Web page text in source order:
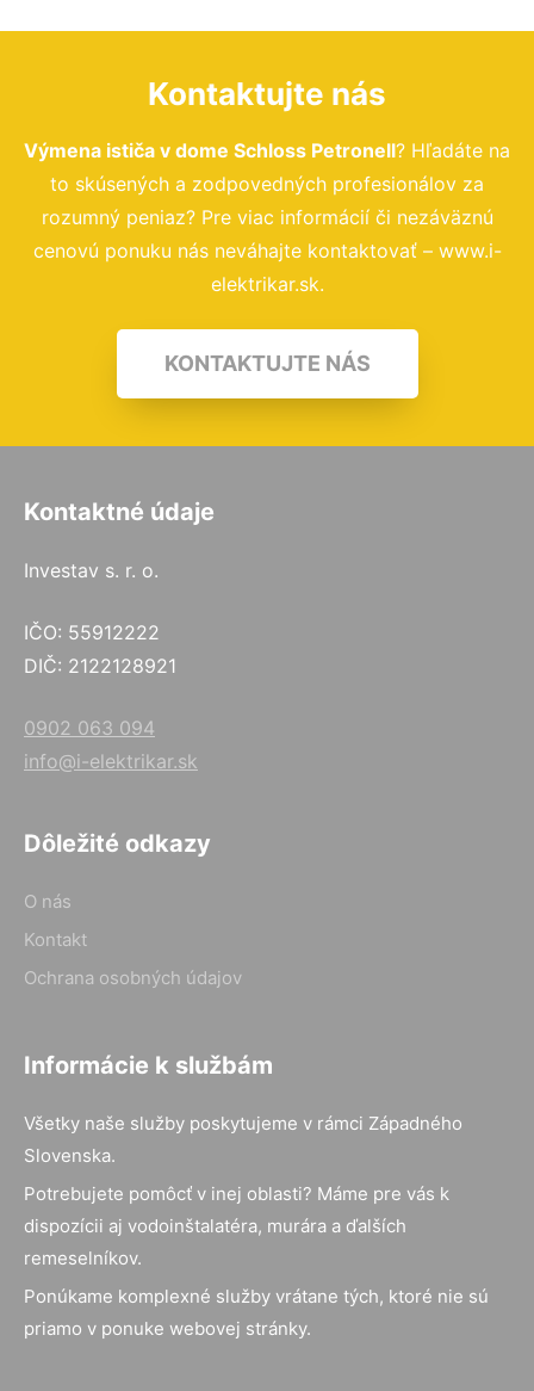
Kontaktujte nás
Výmena ističa v dome Schloss Petronell? Hľadáte na
to skúsených a zodpovedných profesionálov za
rozumný peniaz? Pre viac informácií či nezáväznú
cenovú ponuku nás neváhajte kontaktovať – www.i-
elektrikar.sk.
KONTAKTUJTE NÁS
Kontaktné údaje
Investav s. r. o.
IČO: 55912222
DIČ: 2122128921
0902 063 094
info@i-elektrikar.sk
Dôležité odkazy
O nás
Kontakt
Ochrana osobných údajov
Informácie k službám
Všetky naše služby poskytujeme v rámci Západného
Slovenska.
Potrebujete pomôcť v inej oblasti? Máme pre vás k
dispozícii aj vodoinštalatéra, murára a ďalších
remeselníkov.
Ponúkame komplexné služby vrátane tých, ktoré nie sú
priamo v ponuke webovej stránky.